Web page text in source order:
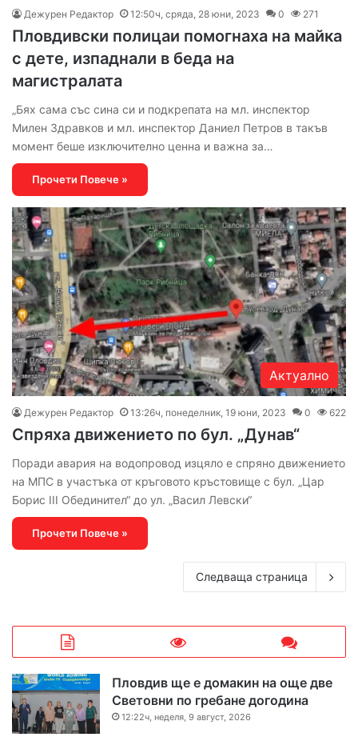
Дежурен Редактор 12:50ч, сряда, 28 юни, 2023 0 271
Пловдивски полицаи помогнаха на майка
с дете, изпаднали в беда на
магистралата
„Бях сама със сина си и подкрепата на мл. инспектор
Милен Здравков и мл. инспектор Даниел Петров в такъв
момент беше изключително ценна и важна за…
Прочети Повече »
Актуално
Дежурен Редактор 13:26ч, понеделник, 19 юни, 2023 0 622
Спряха движението по бул. „Дунав“
Поради авария на водопровод изцяло е спряно движението
на МПС в участъка от кръговото кръстовище с бул. „Цар
Борис III Обединител“ до ул. „Васил Левски“
Прочети Повече »
Следваща страница
Пловдив ще е домакин на още две
Световни по гребане догодина
12:22ч, неделя, 9 август, 2026